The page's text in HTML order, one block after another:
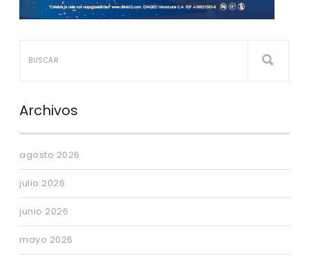
Archivos
agosto 2026
julio 2026
junio 2026
mayo 2026